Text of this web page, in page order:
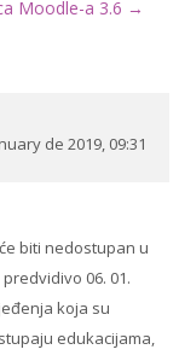
Moodle-a 3.6 →
de 2019, 09:31
biti nedostupan u
06. 01.
koja su
edukacijama,